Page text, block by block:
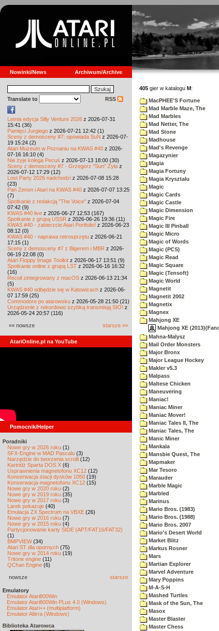
Nowinki/News Archiwum/Archive
Translate to RSS
Letnia edycja Silly Venture 2026 z 2026-07-31
15:41 (36)
Pamięci Jurgiego z 2026-07-21 12:42 (1)
Sceny z demosceny #7: opowiada SuN z 2026-07-
19 15:24 (2)
Atari Muzeum w Poznaniu na KWAS #40 z 2026-
07-16 16:10 (4)
Nie żyje kolega Pecuś z 2026-07-13 18:00 (30)
Sceny z demosceny #7 - Grzegorz "Sun" Żyła z
2026-07-12 17:29 (12)
Lost Party 2026 nadchodzi z 2026-07-08 15:28
(23)
Pan Zenon i Atari na KWAS #40 z 2026-07-07 13:25
(7)
Spotkanie z redakcją "The Voice" z 2026-07-04
07:42 (9)
KWAS #40 live z 2026-06-27 12:53 (167)
Spotkanie z grupą USSR z 2026-06-26 19:36 (11)
KWAS #40 - zabierzcie Atari Portfolio! z 2026-06-23
08:12 (0)
KWAS #40 - naprawa retrosprzętu z 2026-06-21
17:15 (1)
Sceny z demosceny #7 z Bigerem i MBR z 2026-
06-19 22:08 (0)
Atari Floppy Image Toolkit z 2026-06-17 13:51 (9)
Spotkanie online z grupą LST z 2026-06-16 16:32
(16)
Recoil zintegrowany z macOS z 2026-06-13 21:34
(5)
KWAS #40 odbędzie się w Katowicach z 2026-06-
07 17:59 (25)
Commodore po atarowsku z 2026-05-28 21:50 (21)
Urządzenie z rekordowo szybką transmisją SIO! z
2026-05-24 20:57 (116)
«« nowsze starsze »»
AtariOnline.pl na YouTube
Pomocnik/Helper
Poradniki
Nowe gry w 2026 roku (1)
SFX-Engine w MAD Pascalu (3)
Narzędzie do tworzenia scrolli (12)
Kartridż Sparta DOS X (6)
Usprawnienia magnetofonu XC12 (12)
Konserwacja stacji dysków 1050 (19)
Konserwacja magnetofonu XC12 (15)
Nowe gry w 2020 roku (2)
Nowe gry w 2019 roku (35)
Nowe gry w 2017 roku (3)
Larek pokazuje (40)
Emulacja ZX Spectrum na VBXE (26)
Nowe gry w 2016 roku (7)
Nowe gry w 2015 roku (4)
Partycjonowanie karty SIDE (APT/FAT16/FAT32)
(1)
BMPVIEW(34)
Atari ST dla opornych (75)
Nowe gry w 2014 roku (19)
Tritone engine (11)
QChan Engine (6)
nowsze starsze
Emulatory
Emulator Atari800Win
Emulator Atari800Win PLus 4.0 (Windows)
Emulator Atari++ (multiplatform)
Emulator Altirra (Windows)
Biblioteka Atarowca
405 gier w katalogu M:
MacPHEE'S Fortune
Mad Marble Maze, The
Mad Marbles
Mad Netter, The
Mad Stone
Madhouse
Mad's Revenge
Magazynier
Magia
Magia Fortuny
Magia Krysztalu
Magic
Magic Cards
Magic Castle
Magic Dimension
Magic Fire
Magic III Pinball
Magic Micro
Magic of Words
Magic (PCS)
Magic Read
Magic Square
Magic (Tensoft)
Magic World
Magnetit
Magnetit 2002
Magnetix
Magnex
Mahjong XE
Mahjong XE
Mahna-Malysz
Mail Order Monsters
Major Bronx
Major League Hockey
Makler v5.3
Malpass
Maltese Chicken
Maneuvering
Maniac!
Maniac Miner
Maniac Mover!
Maniac Tales II, The
Maniac Tales, The
Manic Miner
Mankala
Mansbie Quest, The
Mapmaker
Mar Tesoro
Marauder
Marble Magic
Marbled
Marinus
Mario Bros. (1983)
Mario Bros. (1988)
Mario Bros. 2007
Mario's Desert World
Market Blitz
Markus Rosner
Mars
Martian Explorer
Marvel Adventure
Mary Poppins
M-A-S-H
Mashed Turtles
Mask of the Sun, The
Masox
Master Blaster
Master Chess